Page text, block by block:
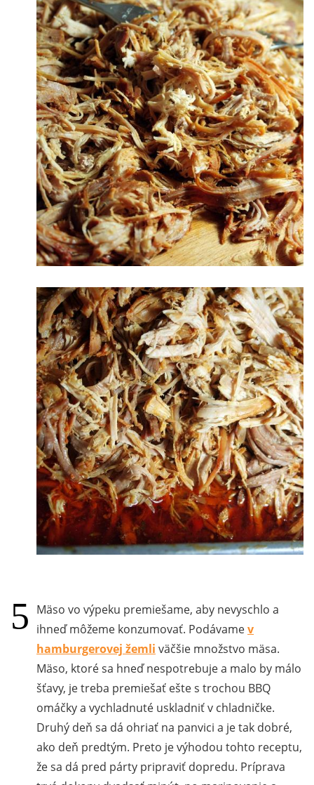
Mäso vo výpeku premiešame, aby nevyschlo a
ihneď môžeme konzumovať. Podávamev
hamburgerovej žemli väčšie množstvo mäsa.
Mäso, ktoré sa hneď nespotrebuje a malo by málo
šťavy, je treba premiešať ešte s trochou BBQ
omáčky a vychladnuté uskladniť v chladničke.
Druhý deň sa dá ohriať na panvici a je tak dobré,
ako deň predtým. Preto je výhodou tohto receptu,
že sa dá pred párty pripraviť dopredu. Príprava